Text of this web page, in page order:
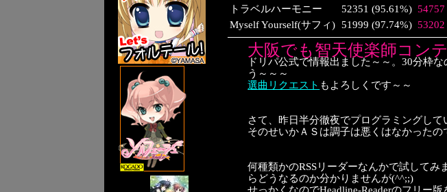
トラベルハーモニー
52351 (95.61%) 54757
Myself Yourself(サフィ) 51999 (97.74%) 53202
大阪でも智天使楽師コン
ドリパ公式で情報出ました～～。30分枠
う～～～
選曲リクエスト もよろしくです～～
さて、昨日半分徹夜でプログラミングし
そのせいかＡＳは調子は悪くはなかった
何種類かのRSSリーダーなんかで試して
らどうなるのか分かりませんが(^^;;)